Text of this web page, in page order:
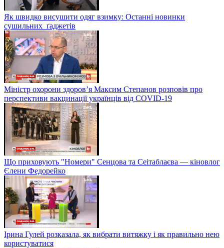
Як швидко висушити одяг взимку: Останні новинки
сушильних ґаджетів
Міністр охорони здоров’я Максим Степанов розповів про
перспективи вакцинації українців від COVID-19
Що приховують "Номери" Сенцова та Сеітаблаєва — кіновлог
Єлени Федорейко
Ірина Гулей розказала, як вибрати витяжку і як правильно нею
користуватися